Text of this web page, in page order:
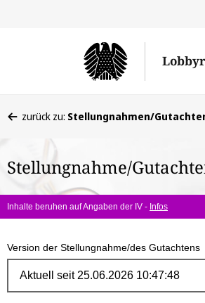
befinden
hier:
zurück zu: Stellungnahmen/
Stellungnahme/
Inhalte beruhen auf Angaben der IV - Infos
Version der Stellungnahme/des Gutachtens